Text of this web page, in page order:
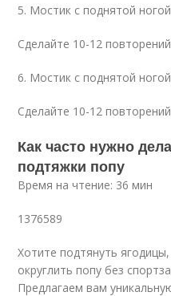
5. Мостик с поднятой ногой
Сделайте 10-12
6. Мостик с поднятой
Сделайте 10-12
Как часто нужно
подтяжки попу
Время на чтение: 36 мин
1376589
Хотите подтянуть
округлить попу без
Предлагаем вам